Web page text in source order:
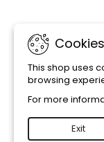
Cookies
This shop uses
browsing
For more
Exit